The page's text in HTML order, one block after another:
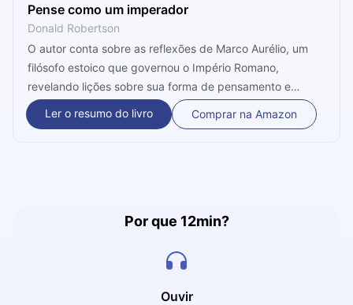
Pense como um imperador
Donald Robertson
O autor conta sobre as reflexões de Marco Aurélio, um
filósofo estoico que governou o Império Romano,
revelando lições sobre sua forma de pensamento e
trazendo alguns exemplos.
Ler o resumo do livro Comprar na Amazon
Por que 12min?
Ouvir